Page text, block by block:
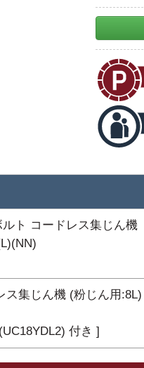
ト コードレス集じん機
ス集じん機 (粉じん用:8L)
付き ]